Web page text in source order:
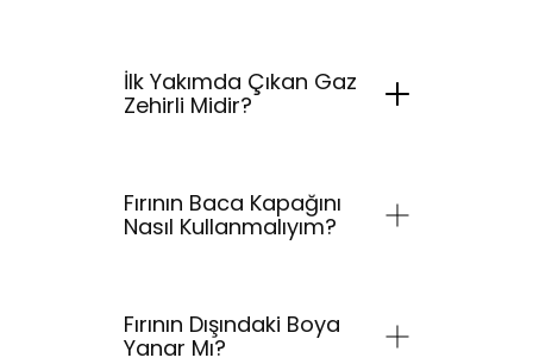
İlk Yakımda Çıkan Gaz
Zehirli Midir?
Fırının Baca Kapağını
Nasıl Kullanmalıyım?
Fırının Dışındaki Boya
Yanar Mı?